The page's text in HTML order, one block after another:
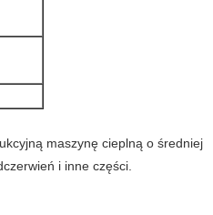
maszynę cieplną o średniej
i inne części.